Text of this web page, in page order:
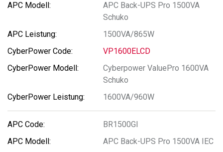
APC Back-UPS Pro 1500VA
Schuko
1500VA/865W
VP1600ELCD
Cyberpower ValuePro 1600VA
Schuko
1600VA/960W
BR1500GI
APC Back-UPS Pro 1500VA IEC